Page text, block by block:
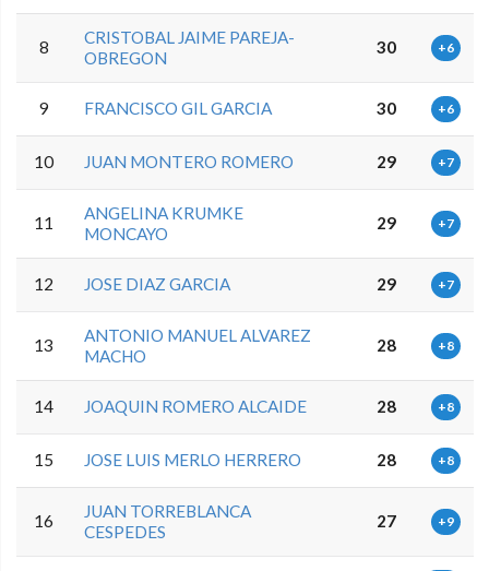
8
CRISTOBAL JAIME PAREJA-
OBREGON
30 +6
9 FRANCISCO GIL GARCIA 30 +6
10 JUAN MONTERO ROMERO 29 +7
11
ANGELINA KRUMKE
MONCAYO
29 +7
12 JOSE DIAZ GARCIA 29 +7
13
ANTONIO MANUEL ALVAREZ
MACHO
28 +8
14 JOAQUIN ROMERO ALCAIDE 28 +8
15 JOSE LUIS MERLO HERRERO 28 +8
16
JUAN TORREBLANCA
CESPEDES
27 +9